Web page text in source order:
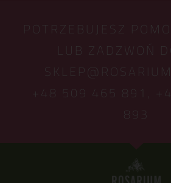
POTRZEBUJESZ
LUB ZADZWOŃ
+48 509 465 891,
893